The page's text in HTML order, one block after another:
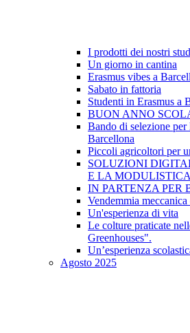
I prodotti dei nostri
Un giorno in cantina
Erasmus vibes a
Sabato in fattoria
Studenti in Erasmus a
BUON ANNO
Bando di selezione per
Barcellona
Piccoli agricoltori per
SOLUZIONI
E LA
IN PARTENZA PER
Vendemmia
Un'esperienza di vita
Le colture praticate
Greenhouses".
Un’esperienza
Agosto 2025